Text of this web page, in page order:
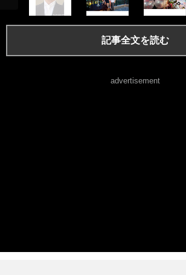
記事全文を読む
advertisement